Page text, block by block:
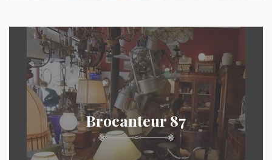
Brocanteur 87